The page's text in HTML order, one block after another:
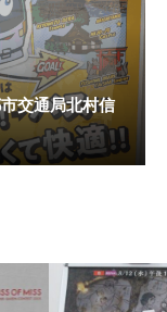
交通局北村信